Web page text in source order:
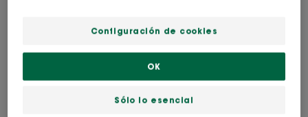
Reparar y nutrir el cabello
expuesto al sol.
Después de cada baño o exposición al sol, aplicar
un cuidado reparador y protector inspirado en las
Configuración de cookies
Sólo lo esencial
OK